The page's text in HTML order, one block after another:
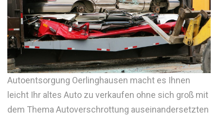
Autoentsorgung Oerlinghausen macht es Ihnen
leicht Ihr altes Auto zu verkaufen ohne sich groß mit
dem Thema Autoverschrottung auseinandersetzten